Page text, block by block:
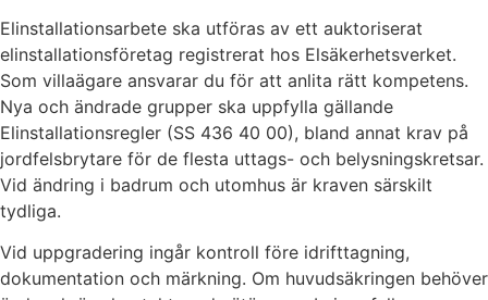
Elinstallationsarbete ska utföras av ett auktoriserat
elinstallationsföretag registrerat hos Elsäkerhetsverket.
Som villaägare ansvarar du för att anlita rätt kompetens.
Nya och ändrade grupper ska uppfylla gällande
Elinstallationsregler (SS 436 40 00), bland annat krav på
jordfelsbrytare för de flesta uttags- och belysningskretsar.
Vid ändring i badrum och utomhus är kraven särskilt
tydliga.
Vid uppgradering ingår kontroll före idrifttagning,
dokumentation och märkning. Om huvudsäkringen behöver